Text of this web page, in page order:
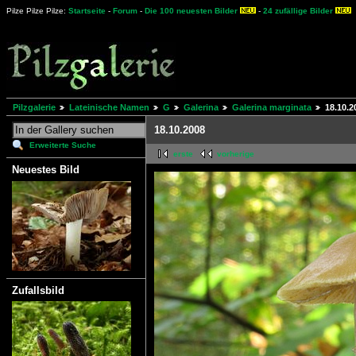
Pilze Pilze Pilze: Startseite - Forum - Die 100 neuesten Bilder - 24 zufällige Bilder
Pilzgalerie Lateinische Namen G Galerina Galerina marginata
Erweiterte Suche
Neuestes Bild
Zufallsbild
18.10.2008
erste vorherige